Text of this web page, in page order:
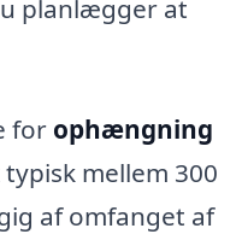
planlægger at
for ophængning
mellem 300
af omfanget af